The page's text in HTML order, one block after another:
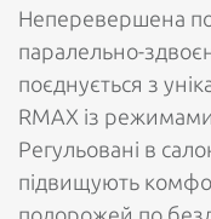
Неперевершена
паралельно-
поєднується з
RMAX із
Регульовані в
підвищують